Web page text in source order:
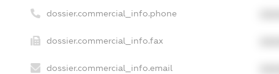
dossier.commercial_info.phone
dossier.commercial_info.fax
dossier.commercial_info.email